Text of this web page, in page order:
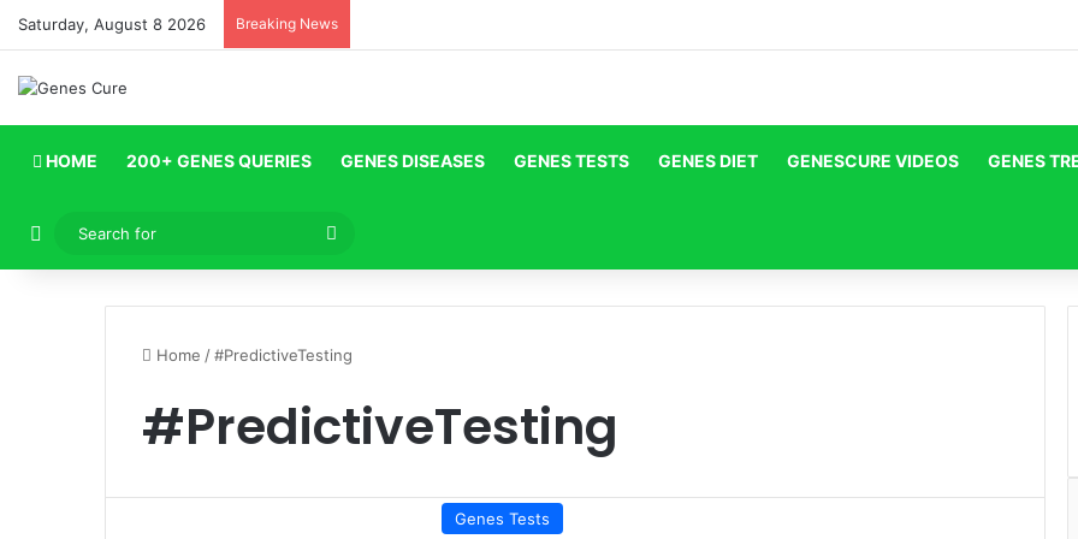
Saturday, August 8 2026 Breaking News
HOME 200+ GENES QUERIES GENES DISEASES GENES TESTS GENES DIET GENESCURE VIDEOS GENES
Log In
for
Home /#PredictiveTesting
#PredictiveTesting
Genes Tests